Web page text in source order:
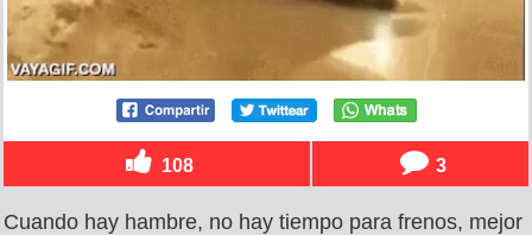
108 3
Cuando hay hambre, no hay tiempo para frenos, mejor